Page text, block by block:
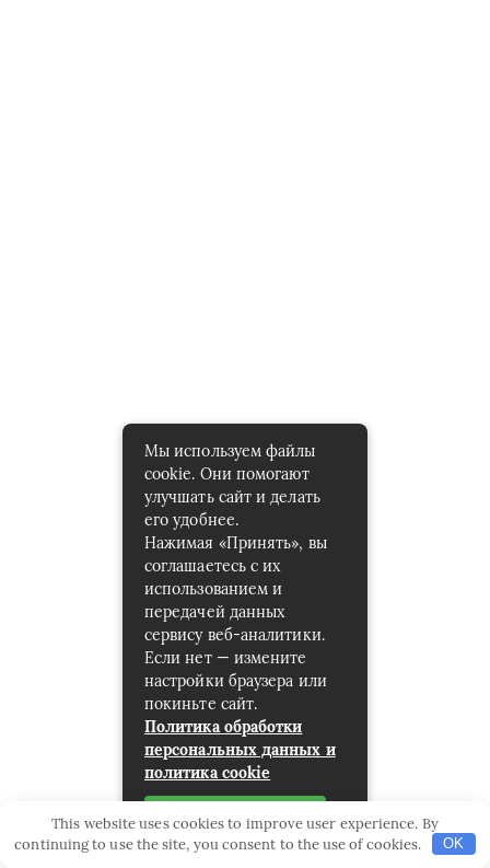
Мы используем файлы
cookie. Они помогают
улучшать сайт и делать
его удобнее.
Нажимая «Принять», вы
соглашаетесь с их
использованием и
передачей данных
сервису веб-аналитики.
Если нет — измените
настройки браузера или
покиньте сайт.
Политика обработки
персональных данных и
политика cookie
This website uses cookies to improve user experience. By
continuing to use the site, you consent to the use of cookies.
OK